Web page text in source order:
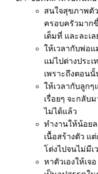
สนใจสุขภาพตัว
ครอบครัวมาก
เต็มที่ และละเ
ให้เวลากับพ่อ
แม่ไปต่างประเ
เพราะถึงตอน
ให้เวลากับลูก
เรื่อยๆ จะกลับ
ไม่ได้แล้ว
ทำงานให้น้อย
เนื้อสร้างตัว แ
โต่งไปจนไม่มี
หาตัวเองให้เจ